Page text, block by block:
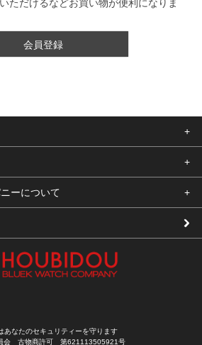
ただけるなどお買い物が便利になりま
会員登録
ーについて
あなたのセキュリティーを守ります
会 古物商許可 第621113505921号